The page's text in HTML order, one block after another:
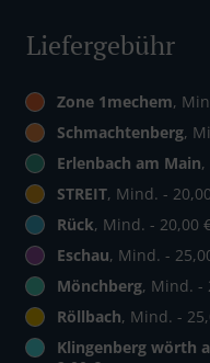
Liefergebühr
Zone 1mechem,
Schmachtenberg,
Erlenbach am Main
STREIT, Mind. -
Rück, Mind. - 20,00
Eschau, Mind. -
Mönchberg, Mind. -
Röllbach, Mind. -
Klingenberg wörth